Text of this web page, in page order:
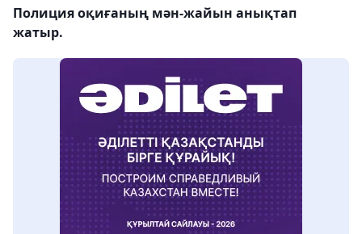
Полиция оқиғаның мән-жайын анықтап
жатыр.